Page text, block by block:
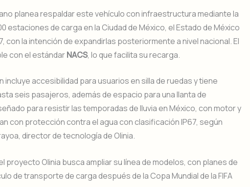
planea respaldar este vehículo con infraestructura mediante la
estaciones de carga en la Ciudad de México, el Estado de México
con la intención de expandirlas posteriormente a nivel nacional. El
con el estándarNACS, lo que facilita su recarga.
incluye accesibilidad para usuarios en silla de ruedas y tiene
seis pasajeros, además de espacio para una llanta de
para resistir las temporadas de lluvia en México, con motor y
con protección contra el agua con clasificación IP67, según
director de tecnología de Olinia.
proyecto Olinia busca ampliar su línea de modelos, con planes de
de transporte de carga después de la Copa Mundial de la FIFA